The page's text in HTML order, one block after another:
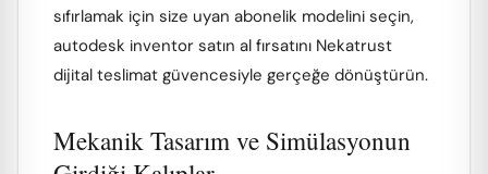
sıfırlamak için size uyan abonelik modelini seçin,
autodesk inventor satın al fırsatını Nekatrust
dijital teslimat güvencesiyle gerçeğe dönüştürün.
Mekanik Tasarım ve Simülasyonun